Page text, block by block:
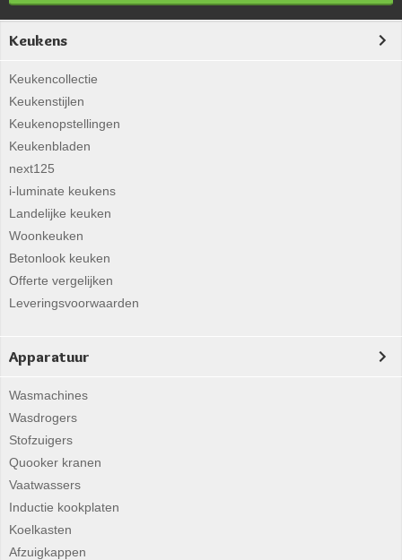
Keukens
Keukencollectie
Keukenstijlen
Keukenopstellingen
Keukenbladen
next125
i-luminate keukens
Landelijke keuken
Woonkeuken
Betonlook keuken
Offerte vergelijken
Leveringsvoorwaarden
Apparatuur
Wasmachines
Wasdrogers
Stofzuigers
Quooker kranen
Vaatwassers
Inductie kookplaten
Koelkasten
Afzuigkappen